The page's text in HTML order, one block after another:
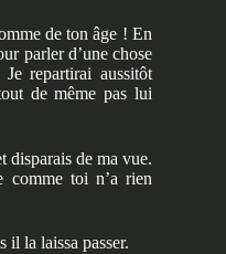
de ton âge ! En
parler d’une chose
repartirai aussitôt
de même pas lui
disparais de ma vue.
comme toi n’a rien
il la laissa passer.